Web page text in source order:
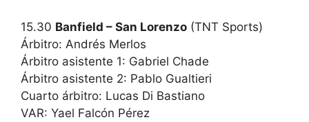
15.30 Banfield – San Lorenzo (TNT Sports)
Árbitro: Andrés Merlos
Árbitro asistente 1: Gabriel Chade
Árbitro asistente 2: Pablo Gualtieri
Cuarto árbitro: Lucas Di Bastiano
VAR: Yael Falcón Pérez